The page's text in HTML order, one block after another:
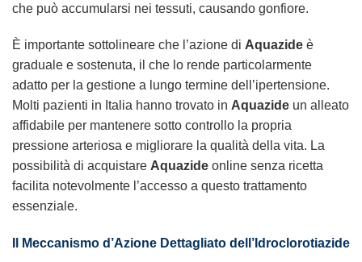
che può accumularsi nei tessuti, causando gonfiore.
È importante sottolineare che l’azione di Aquazide è
graduale e sostenuta, il che lo rende particolarmente
adatto per la gestione a lungo termine dell’ipertensione.
Molti pazienti in Italia hanno trovato in Aquazide un alleato
affidabile per mantenere sotto controllo la propria
pressione arteriosa e migliorare la qualità della vita. La
possibilità di acquistare Aquazide online senza ricetta
facilita notevolmente l’accesso a questo trattamento
essenziale.
Il Meccanismo d’Azione Dettagliato dell’Idroclorotiazide